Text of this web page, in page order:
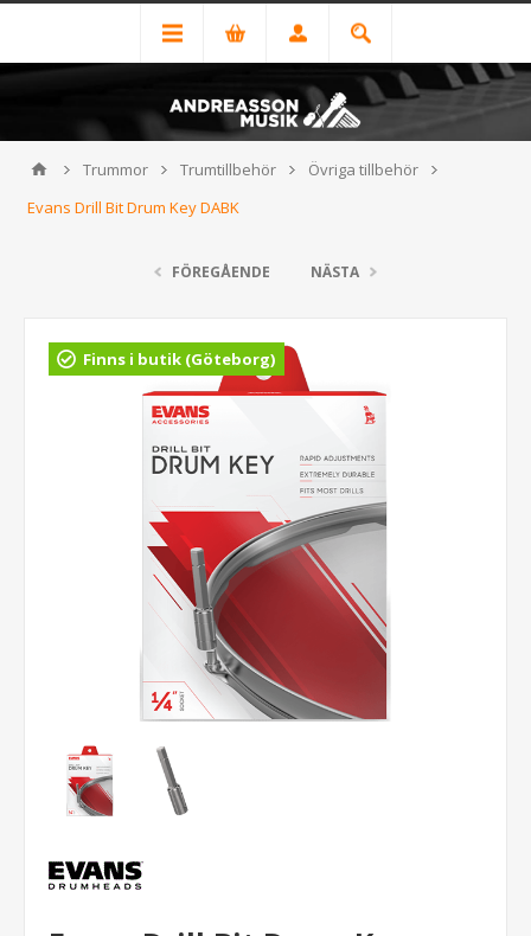
Trummor Trumtillbehör
Övriga tillbehör
Evans Drill Bit Drum Key DABK
FÖREGÅENDE NÄSTA
Finns i butik (Göteborg)